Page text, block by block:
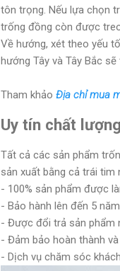
tôn trọng. Nếu lựa chọn
trống đồng còn được
Về hướng, xét theo yếu
hướng Tây và Tây Bắc
Tham khảo Địa chỉ mua
Uy tín chất
Tất cả các sản phẩm
sản xuất bằng cả trái tim
- 100% sản phẩm được
- Bảo hành lên đến 5 năm
- Được đổi trả sản phẩm
- Đảm bảo hoàn thành
- Dịch vụ chăm sóc